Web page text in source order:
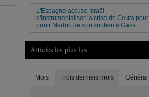
L'Espagne accuse Israël
d'instrumentaliser la crise de Ceuta pour
punir Madrid de son soutien à Gaza
Articles les plus lus
Mois Trois derniers mois Général